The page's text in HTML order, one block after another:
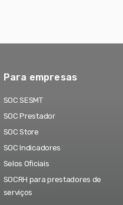
Para empresas
SOC SESMT
SOC Prestador
SOC Store
SOC Indicadores
Selos Oficiais
SOCRH para prestadores de
serviços